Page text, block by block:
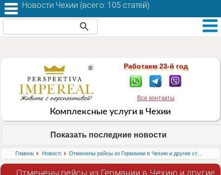
Работаем 23-й год
Все контакты
Комплексные услуги в Чехии
Показать последние новости
Главная › Новости ›
Отменены рейсы из Германии в Чехию и другие
Новости Чехии (всего: 105 статей)